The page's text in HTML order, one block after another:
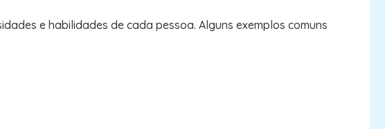
e habilidades de cada pessoa. Alguns exemplos comuns